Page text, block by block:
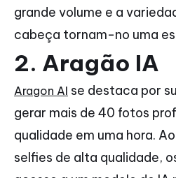
grande volume e a
cabeça tornam-no uma
2. Aragão IA
Aragon AI se destaca por
gerar mais de 40 fotos
qualidade em uma hora.
selfies de alta qualidade,